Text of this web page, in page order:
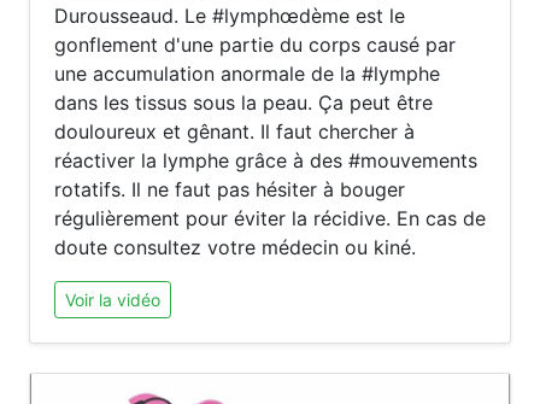
Durousseaud. Le #lymphœdème est le
gonflement d'une partie du corps causé par
une accumulation anormale de la #lymphe
dans les tissus sous la peau. Ça peut être
douloureux et gênant. Il faut chercher à
réactiver la lymphe grâce à des #mouvements
rotatifs. Il ne faut pas hésiter à bouger
régulièrement pour éviter la récidive. En cas de
doute consultez votre médecin ou kiné.
Voir la vidéo